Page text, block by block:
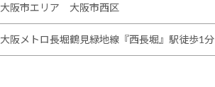
大阪市エリア 大阪市西区
大阪メトロ長堀鶴見緑地線『西長堀』駅徒歩1分